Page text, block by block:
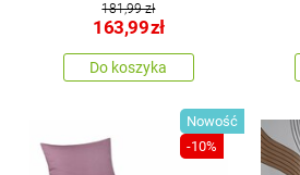
181,99 zł
163,99zł
Do koszyka
Nowość
-10%